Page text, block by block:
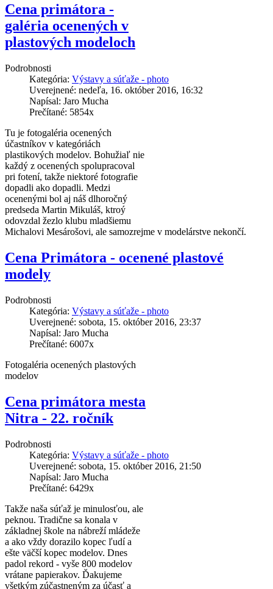
Cena primátora -
galéria ocenených v
plastových modeloch
Podrobnosti
Kategória: Výstavy a súťaže - photo
Uverejnené: nedeľa, 16. október 2016, 16:32
Napísal: Jaro Mucha
Prečítané: 5854x
Tu je fotogaléria ocenených
účastníkov v kategóriách
plastikových modelov. Bohužiaľ nie
každý z ocenených spolupracoval
pri fotení, takže niektoré fotografie
dopadli ako dopadli. Medzi
ocenenými bol aj náš dlhoročný
predseda Martin Mikuláš, ktroý
odovzdal žezlo klubu mladšiemu
Michalovi Mesárošovi, ale samozrejme v modelárstve nekončí.
Cena Primátora - ocenené plastové
modely
Podrobnosti
Kategória: Výstavy a súťaže - photo
Uverejnené: sobota, 15. október 2016, 23:37
Napísal: Jaro Mucha
Prečítané: 6007x
Fotogaléria ocenených plastových
modelov
Cena primátora mesta
Nitra - 22. ročník
Podrobnosti
Kategória: Výstavy a súťaže - photo
Uverejnené: sobota, 15. október 2016, 21:50
Napísal: Jaro Mucha
Prečítané: 6429x
Takže naša súťaž je minulosťou, ale
peknou. Tradične sa konala v
základnej škole na nábreží mládeže
a ako vždy dorazilo kopec ľudí a
ešte väčší kopec modelov. Dnes
padol rekord - vyše 800 modelov
vrátane papierakov. Ďakujeme
všetkým zúčastneným za účasť a